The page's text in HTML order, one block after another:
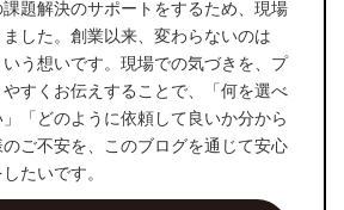
題解決のサポートをするため、現場
した。創業以来、変わらないのは
いう想いです。現場での気づきを、プ
すくお伝えすることで、「何を選べ
「どのように依頼して良いか分から
ご不安を、このブログを通じて安心
たいです。